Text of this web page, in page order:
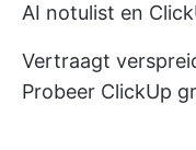
AI notulist en
Vertraagt
Probeer ClickUp